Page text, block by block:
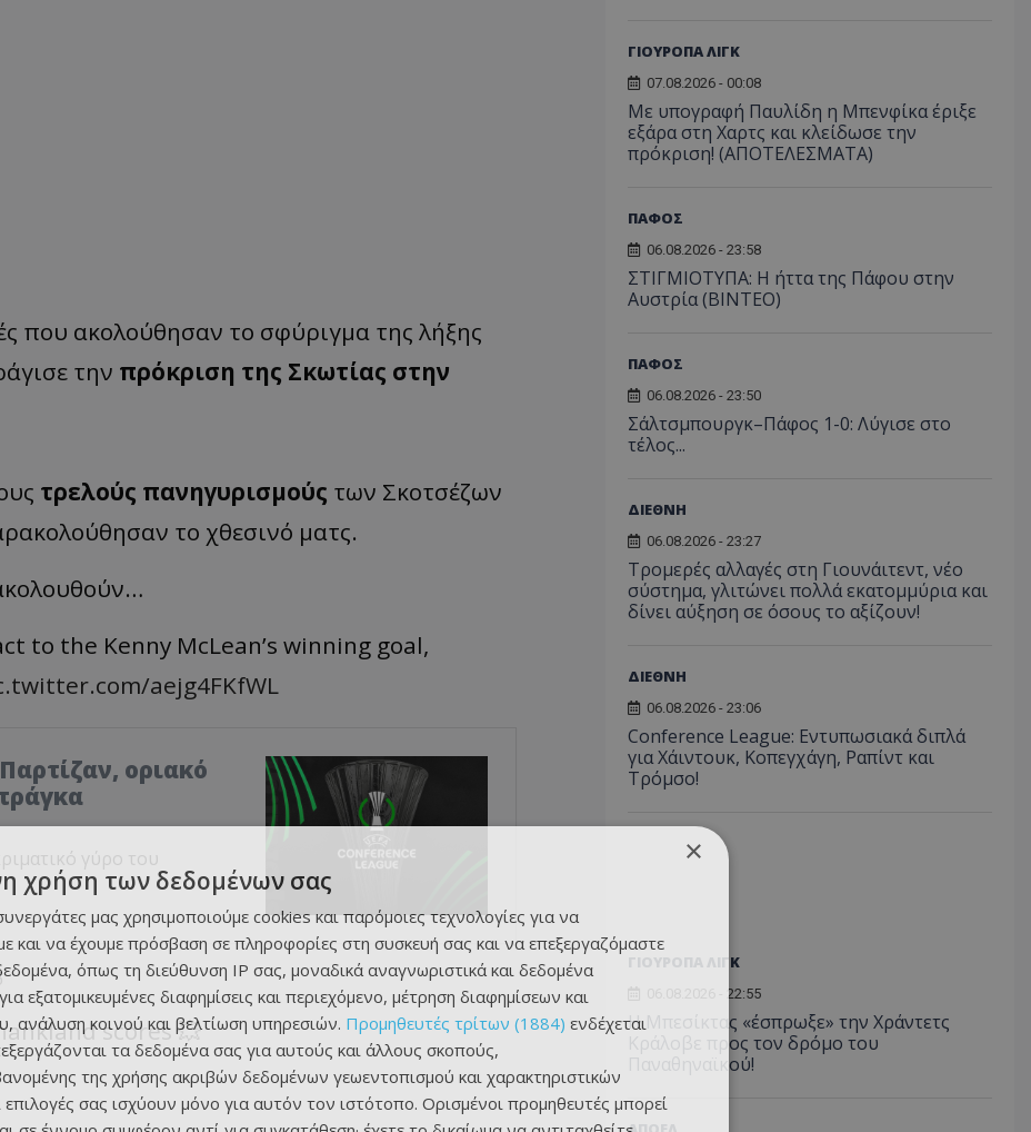
που ακολούθησαν το σφύριγμα της λήξης
την πρόκριση της Σκωτίας στην
τρελούς πανηγυρισμούς των Σκοτσέζων
το χθεσινό ματς.
to the Kenny McLean’s winning goal,
aejg4FKfWL
οριακό
γύρο του
scores 💥
ΓΙΟΥΡΟΠΑ ΛΙΓΚ
07.08.2026 - 00:08
Με υπογραφή Παυλίδη η Μπενφίκα έριξε
εξάρα στη Χαρτς και κλείδωσε την
πρόκριση! (ΑΠΟΤΕΛΕΣΜΑΤΑ)
ΠΑΦΟΣ
06.08.2026 - 23:58
ΣΤΙΓΜΙΟΤΥΠΑ: Η ήττα της Πάφου στην
Αυστρία (ΒΙΝΤΕΟ)
ΠΑΦΟΣ
06.08.2026 - 23:50
Σάλτσμπουργκ–Πάφος 1-0: Λύγισε στο
τέλος...
ΔΙΕΘΝΗ
06.08.2026 - 23:27
Τρομερές αλλαγές στη Γιουνάιτεντ, νέο
σύστημα, γλιτώνει πολλά εκατομμύρια και
δίνει αύξηση σε όσους το αξίζουν!
ΔΙΕΘΝΗ
06.08.2026 - 23:06
Conference League: Εντυπωσιακά διπλά
για Χάιντουκ, Κοπεγχάγη, Ραπίντ και
Τρόμσο!
ΓΙΟΥΡΟΠΑ ΛΙΓΚ
06.08.2026 - 22:55
Η Μπεσίκτας «έσπρωξε» την Χράντετς
Κράλοβε προς τον δρόμο του
Παναθηναϊκού!
×
χρήση των δεδομένων σας
μας χρησιμοποιούμε cookies και παρόμοιες τεχνολογίες για να
και να έχουμε πρόσβαση σε πληροφορίες στη συσκευή σας και να επεξεργαζόμαστε
όπως τη διεύθυνση IP σας, μοναδικά αναγνωριστικά και δεδομένα
εξατομικευμένες διαφημίσεις και περιεχόμενο, μέτρηση διαφημίσεων και
ανάλυση κοινού και βελτίωση υπηρεσιών. Προμηθευτές τρίτων (1884) ενδέχεται
τα δεδομένα σας για αυτούς και άλλους σκοπούς,
της χρήσης ακριβών δεδομένων γεωεντοπισμού και χαρακτηριστικών
σας ισχύουν μόνο για αυτόν τον ιστότοπο. Ορισμένοι προμηθευτές μπορεί